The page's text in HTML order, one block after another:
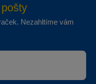
Nezahltíme vám